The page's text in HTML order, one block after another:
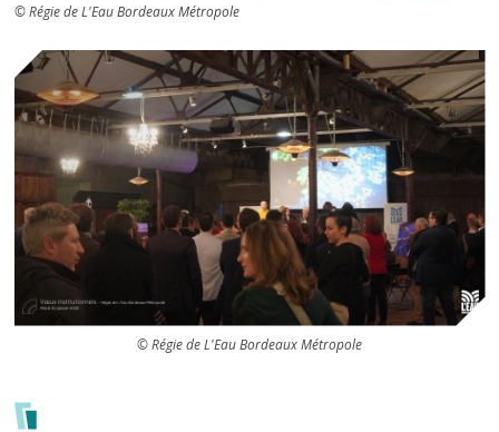
© Régie de L'Eau Bordeaux Métropole
© Régie de L'Eau Bordeaux Métropole
Texte